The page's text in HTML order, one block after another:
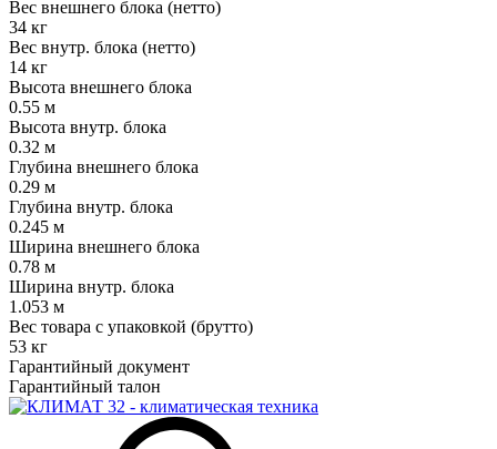
Вес внешнего блока (нетто)
34 кг
Вес внутр. блока (нетто)
14 кг
Высота внешнего блока
0.55 м
Высота внутр. блока
0.32 м
Глубина внешнего блока
0.29 м
Глубина внутр. блока
0.245 м
Ширина внешнего блока
0.78 м
Ширина внутр. блока
1.053 м
Вес товара с упаковкой (брутто)
53 кг
Гарантийный документ
Гарантийный талон